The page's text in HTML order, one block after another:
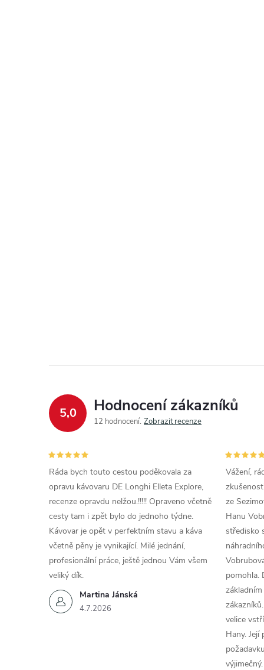
5,0 Hodnocení zákazníků
12 hodnocení Zobrazit recenze
Martina Jánská
4.7.2026
Ráda bych touto cestou poděkovala za
opravu kávovaru DE Longhi Elleta Explore,
recenze opravdu nelžou.!!!!! Opraveno včetně
cesty tam i zpět bylo do jednoho týdne.
Kávovar je opět v perfektním stavu a káva
včetně pěny je vynikající. Milé jednání,
profesionální práce, ještě jednou Vám všem
veliký dík.
Vážení,
ze
Hanu
středisko
pomohla.
velice
Hany.